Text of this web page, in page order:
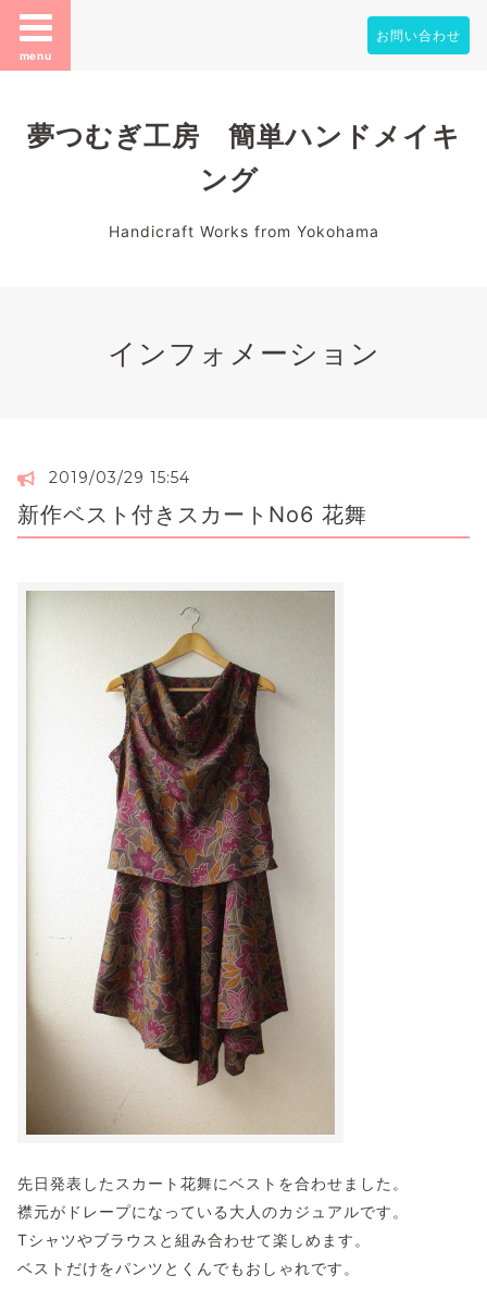
menu
お問い合わせ
夢つむぎ工房 簡単ハンドメイキ
ング
Handicraft Works from Yokohama
インフォメーション
2019/03/29 15:54
新作ベスト付きスカートNo6 花舞
先日発表したスカート花舞にベストを合わせました。
襟元がドレープになっている大人のカジュアルです。
Tシャツやブラウスと組み合わせて楽しめます。
ベストだけをパンツとくんでもおしゃれです。